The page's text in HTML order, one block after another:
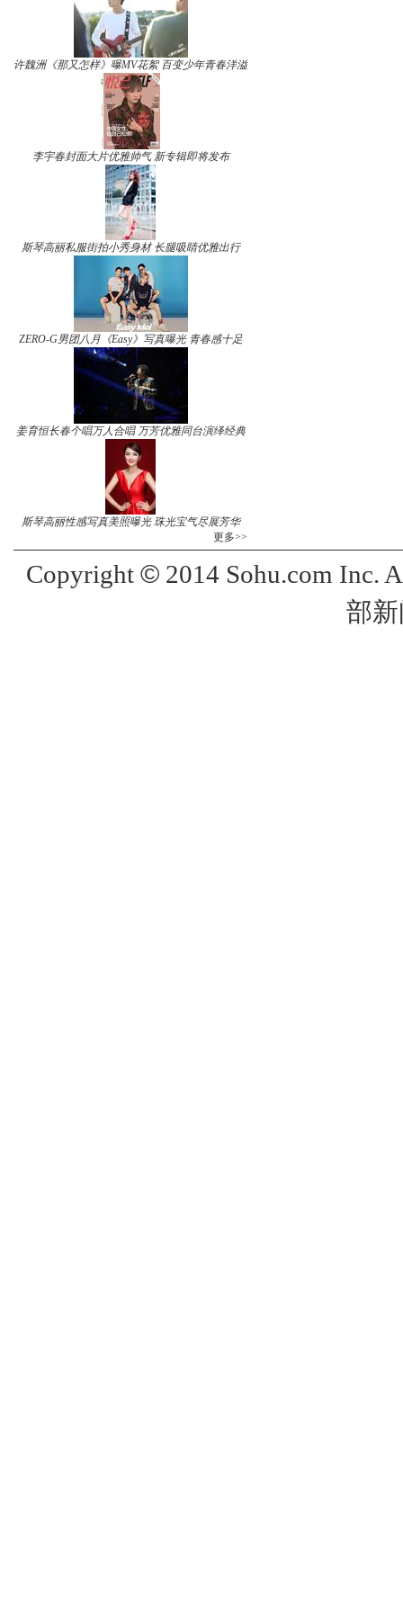
许魏洲《那又怎样》曝MV花絮 百变少年青春洋溢
李宇春封面大片优雅帅气 新专辑即将发布
斯琴高丽私服街拍小秀身材 长腿吸睛优雅出行
ZERO-G男团八月《Easy》写真曝光 青春感十足
姜育恒长春个唱万人合唱 万芳优雅同台演绎经典
斯琴高丽性感写真美照曝光 珠光宝气尽展芳华
更多>>
Copyright ©2014 Sohu.com Inc.
部